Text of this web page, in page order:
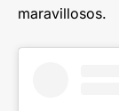
maravillosos.